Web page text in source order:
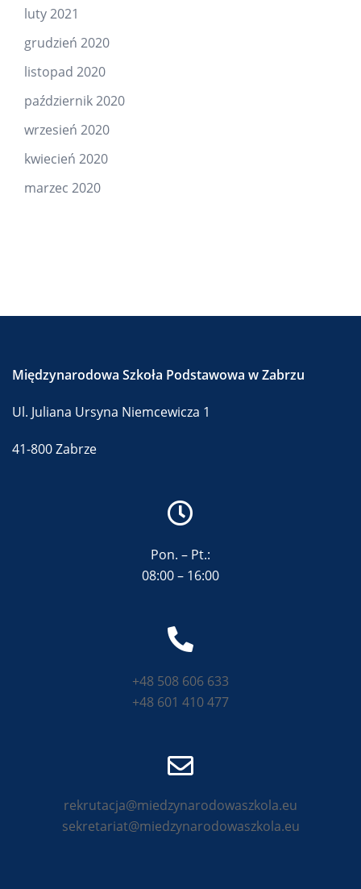
luty 2021
grudzień 2020
listopad 2020
październik 2020
wrzesień 2020
kwiecień 2020
marzec 2020
Międzynarodowa Szkoła Podstawowa w Zabrzu
Ul. Juliana Ursyna Niemcewicza 1
41-800 Zabrze
Pon. – Pt.:
08:00 – 16:00
+48 508 606 633
+48 601 410 477
rekrutacja@miedzynarodowaszkola.eu
sekretariat@miedzynarodowaszkola.eu